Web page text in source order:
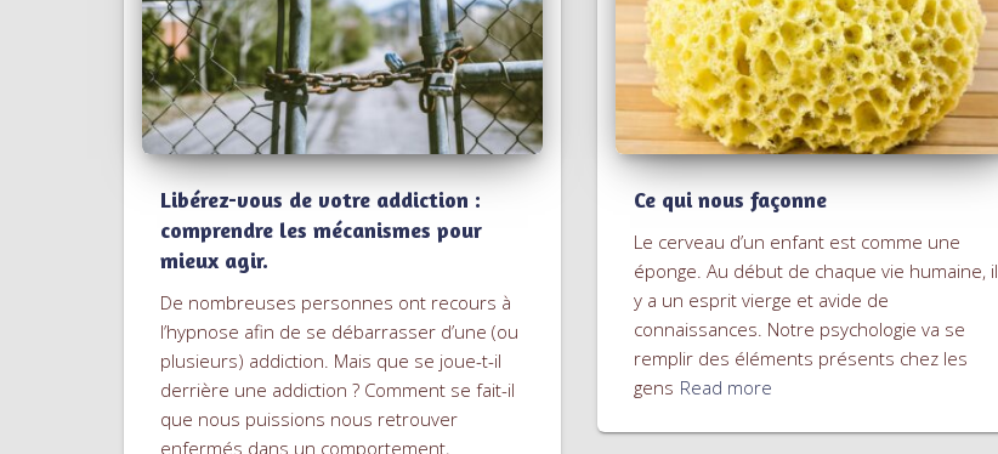
Libérez-vous de votre addiction :
comprendre les mécanismes pour
mieux agir.
De nombreuses personnes ont recours à
l’hypnose afin de se débarrasser d’une (ou
plusieurs) addiction. Mais que se joue-t-il
derrière une addiction ? Comment se fait-il
que nous puissions nous retrouver
enfermés dans un comportement,
Ce qui nous façonne
Le cerveau d’un enfant est comme une
éponge. Au début de chaque vie humaine, il
y a un esprit vierge et avide de
connaissances. Notre psychologie va se
remplir des éléments présents chez les
gens Read more